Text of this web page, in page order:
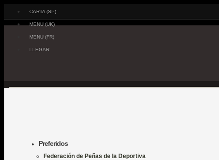
CARTA (SP)
MENU (UK)
MENU (FR)
LLEGAR
Preferidos
Federación de Peñas de la Deportiva